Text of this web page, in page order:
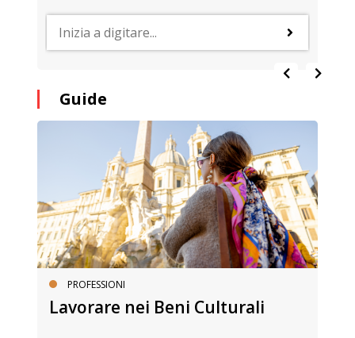
Guide
PROFESSIONI
Lavorare nei Beni Culturali